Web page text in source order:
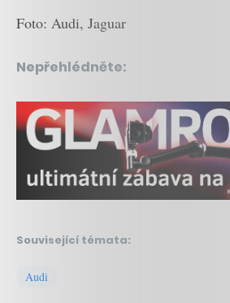
Foto: Audi, Jaguar
Nepřehlédněte:
Související témata:
Audi